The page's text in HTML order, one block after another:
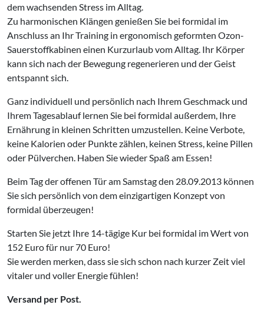
dem wachsenden Stress im Alltag.
Zu harmonischen Klängen genießen Sie bei formidal im
Anschluss an Ihr Training in ergonomisch geformten Ozon-
Sauerstoffkabinen einen Kurzurlaub vom Alltag. Ihr Körper
kann sich nach der Bewegung regenerieren und der Geist
entspannt sich.
Ganz individuell und persönlich nach Ihrem Geschmack und
Ihrem Tagesablauf lernen Sie bei formidal außerdem, Ihre
Ernährung in kleinen Schritten umzustellen. Keine Verbote,
keine Kalorien oder Punkte zählen, keinen Stress, keine Pillen
oder Pülverchen. Haben Sie wieder Spaß am Essen!
Beim Tag der offenen Tür am Samstag den 28.09.2013 können
Sie sich persönlich von dem einzigartigen Konzept von
formidal überzeugen!
Starten Sie jetzt Ihre 14-tägige Kur bei formidal im Wert von
152 Euro für nur 70 Euro!
Sie werden merken, dass sie sich schon nach kurzer Zeit viel
vitaler und voller Energie fühlen!
Versand per Post.